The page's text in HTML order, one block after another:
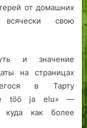
от домашних
свою
и значение
на страницах
в Тарту
töö ja elu» —
как более